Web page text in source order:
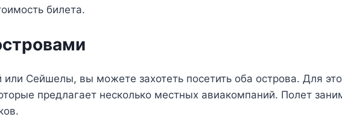
билета.
Сейшелы, вы можете захотеть посетить оба острова. Для
предлагает несколько местных авиакомпаний. Полет